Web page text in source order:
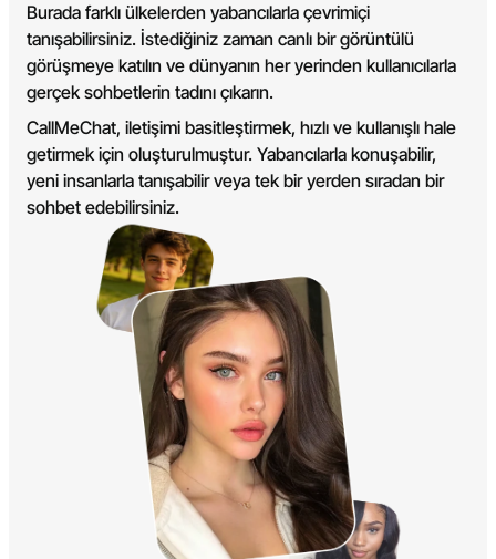
Burada farklı ülkelerden yabancılarla çevrimiçi
tanışabilirsiniz. İstediğiniz zaman canlı bir görüntülü
görüşmeye katılın ve dünyanın her yerinden kullanıcılarla
gerçek sohbetlerin tadını çıkarın.
CallMeChat, iletişimi basitleştirmek, hızlı ve kullanışlı hale
getirmek için oluşturulmuştur. Yabancılarla konuşabilir,
yeni insanlarla tanışabilir veya tek bir yerden sıradan bir
sohbet edebilirsiniz.